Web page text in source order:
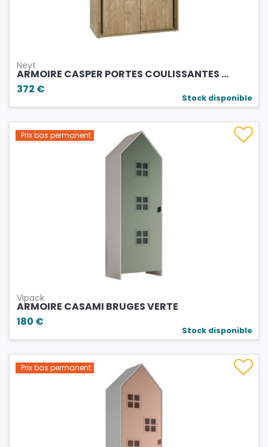
Neyt
ARMOIRE CASPER PORTES COULISSANTES ...
372 €
Stock disponible
Prix bas permanent
Vipack
ARMOIRE CASAMI BRUGES VERTE
180 €
Stock disponible
Prix bas permanent